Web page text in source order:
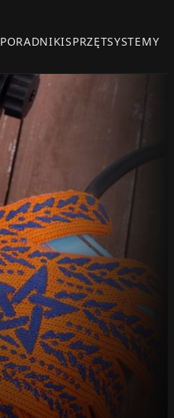
PORADNIKISPRZĘTSYSTEMY